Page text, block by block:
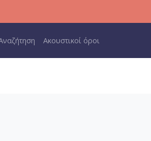
Main navigationΑκουστικοί όροι